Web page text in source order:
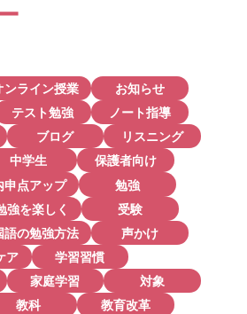
ンライン授業
お知らせ
テスト勉強
ノート指導
ブログ
リスニング
中学生
保護者向け
申点アップ
勉強
強を楽しく
受験
語の勉強方法
声かけ
ア
学習習慣
家庭学習
対象
教科
教育改革